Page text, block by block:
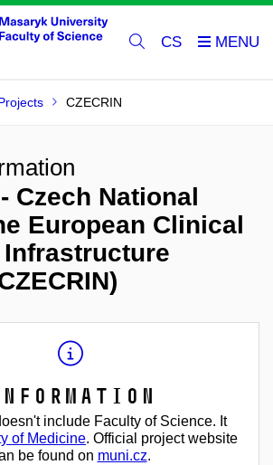
CS
CZECRIN
Czech National
European Clinical
include Faculty of Science. It
of Medicine. Official project website
be found on muni.cz.